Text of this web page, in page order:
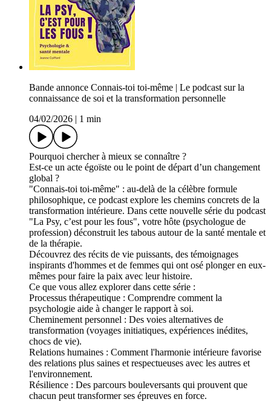
Bande annonce Connais-toi toi-même | Le podcast sur la
connaissance de soi et la transformation personnelle
04/02/2026
1 min
Pourquoi chercher à mieux se connaître ?
Est-ce un acte égoïste ou le point de départ d’un changement
global ?
"Connais-toi toi-même" : au-delà de la célèbre formule
philosophique, ce podcast explore les chemins concrets de la
transformation intérieure. Dans cette nouvelle série du podcast
"La Psy, c’est pour les fous", votre hôte (psychologue de
profession) déconstruit les tabous autour de la santé mentale et
de la thérapie.
Découvrez des récits de vie puissants, des témoignages
inspirants d'hommes et de femmes qui ont osé plonger en eux-
mêmes pour faire la paix avec leur histoire.
Ce que vous allez explorer dans cette série :
Processus thérapeutique : Comprendre comment la
psychologie aide à changer le rapport à soi.
Cheminement personnel : Des voies alternatives de
transformation (voyages initiatiques, expériences inédites,
chocs de vie).
Relations humaines : Comment l'harmonie intérieure favorise
des relations plus saines et respectueuses avec les autres et
l'environnement.
Résilience : Des parcours bouleversants qui prouvent que
chacun peut transformer ses épreuves en force.